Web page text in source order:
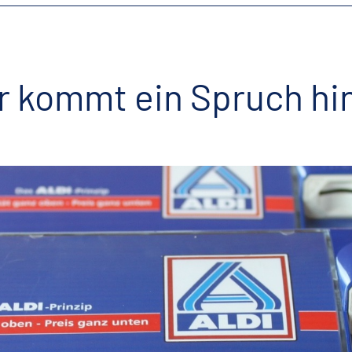
kommt ein Spruch